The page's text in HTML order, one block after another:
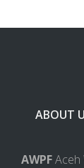
ABOUT
AWPFAceh